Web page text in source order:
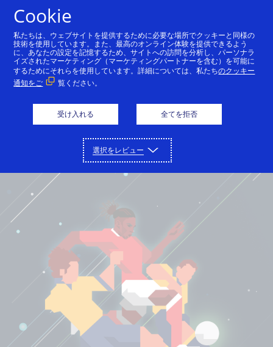
日本語
Cookie
私たちは、ウェブサイトを提供するために必要な場所でクッキーと同様の
技術を使用しています。また、最高のオンライン体験を提供できるよう
に、あなたの設定を記憶するため、サイトへの訪問を分析し、パーソナラ
イズされたマーケティング（マーケティングパートナーを含む）を可能に
するためにそれらを使用しています。詳細については、私たちのクッキー
通知をご
覧ください。
受け入れる 全てを拒否
選択をレビュー